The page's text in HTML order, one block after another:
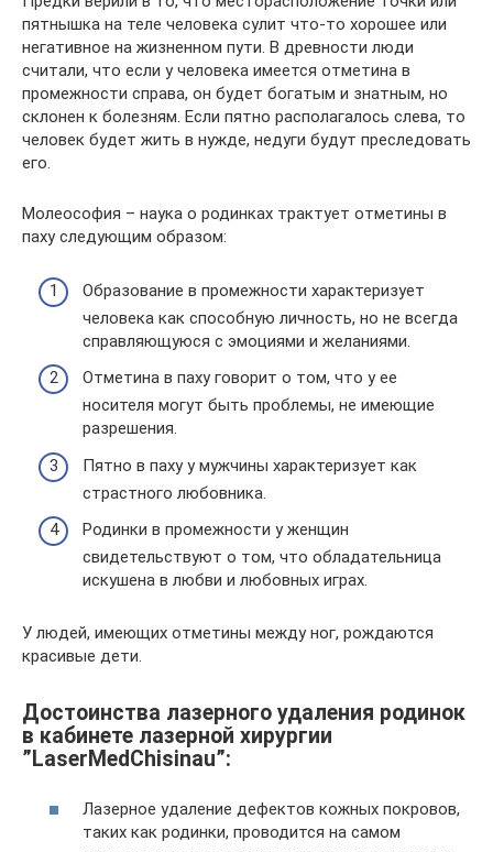
пятнышка на теле человека сулит что-то хорошее или
негативное на жизненном пути. В древности люди
считали, что если у человека имеется отметина в
промежности справа, он будет богатым и знатным, но
склонен к болезням. Если пятно располагалось слева, то
человек будет жить в нужде, недуги будут преследовать
его.
Молеософия – наука о родинках трактует отметины в
паху следующим образом:
Образование в промежности характеризует
человека как способную личность, но не всегда
справляющуюся с эмоциями и желаниями.
Отметина в паху говорит о том, что у ее
носителя могут быть проблемы, не имеющие
разрешения.
Пятно в паху у мужчины характеризует как
страстного любовника.
Родинки в промежности у женщин
свидетельствуют о том, что обладательница
искушена в любви и любовных играх.
У людей, имеющих отметины между ног, рождаются
красивые дети.
Достоинства лазерного удаления родинок
в кабинете лазерной хирургии
”LaserMedChisinau”:
Лазерное удаление дефектов кожных покровов,
таких как родинки, проводится на самом